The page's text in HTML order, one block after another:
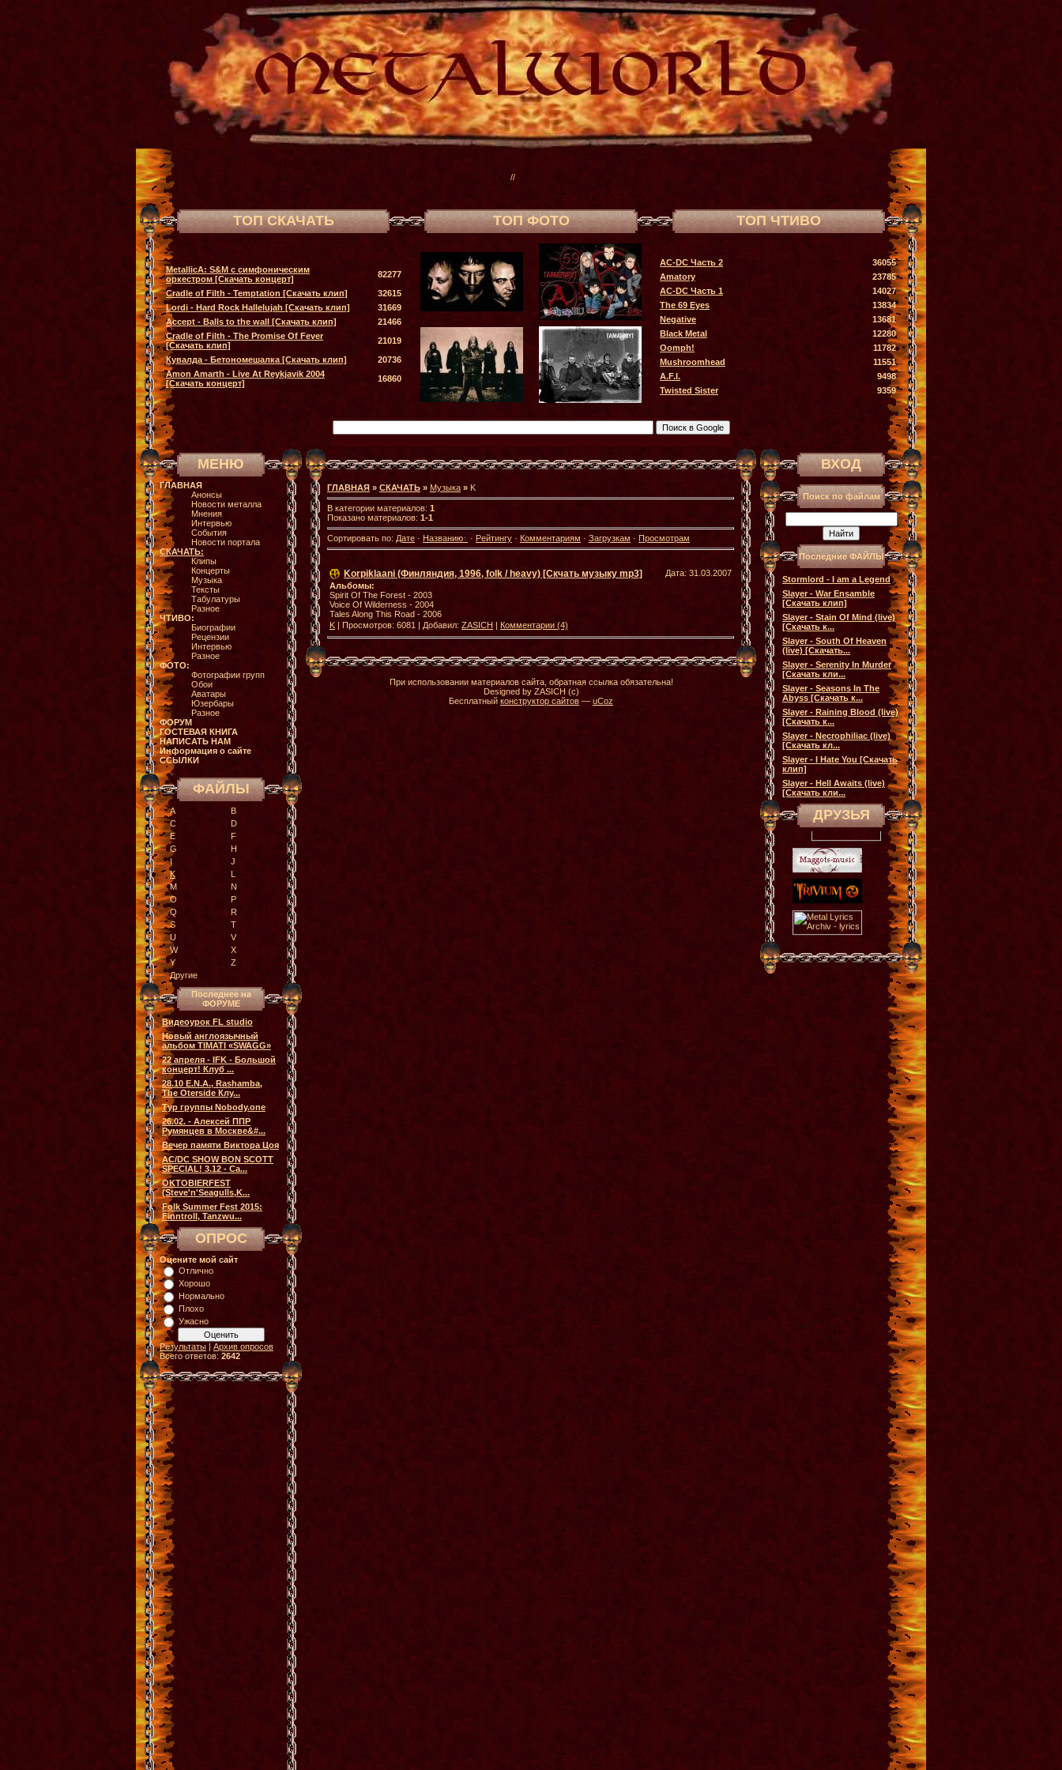
//
ТОП СКАЧАТЬ ТОП ФОТО ТОП ЧТИВО
MetallicA: S&M с симфоническим
оркестром [Скачать концерт]
82277
Cradle of Filth - Temptation [Скачать клип]
32615
Lordi - Hard Rock Hallelujah [Скачать клип]
31669
Accept - Balls to the wall [Скачать клип]
21466
Cradle of Filth - The Promise Of Fever
[Скачать клип]
21019
Кувалда - Бетономешалка [Скачать клип]
20736
Amon Amarth - Live At Reykjavik 2004
[Скачать концерт]
16860
AC-DC Часть 2
36055
Amatory
23785
AC-DC Часть 1
14027
The 69 Eyes
13834
Negative
13681
Black Metal
12280
Oomph!
11782
Mushroomhead
11551
A.F.I.
9498
Twisted Sister
9359
МЕНЮ
ГЛАВНАЯ
Анонсы
Новости металла
Мнения
Интервью
События
Новости портала
СКАЧАТЬ:
Клипы
Концерты
Музыка
Тексты
Табулатуры
Разное
ЧТИВО:
Биографии
Рецензии
Интервью
Разное
ФОТО:
Фотографии групп
Обои
Аватары
Юзербары
Разное
ФОРУМ
ГОСТЕВАЯ КНИГА
НАПИСАТЬ НАМ
Информация о сайте
ССЫЛКИ
ФАЙЛЫ
A
B
C
D
E
F
G
H
I
J
K
L
M
N
O
P
Q
R
S
T
U
V
W
X
Y
Z
Другие
Последнее на
ФОРУМЕ
Видеоурок FL studio
Новый англоязычный
альбом TIMATI «SWAGG»
22 апреля - IFK - Большой
концерт! Клуб ...
28.10 E.N.A., Rashamba,
The Oterside Клу...
Тур группы Nobody.one
26.02. - Алексей ППР
Румянцев в Москве&#...
Вечер памяти Виктора Цоя
AC/DC SHOW BON SCOTT
SPECIAL! 3.12 - Са...
OKTOBIERFEST
(Steve'n'Seagulls,K...
Folk Summer Fest 2015:
Finntroll, Tanzwu...
ОПРОС
Оцените мой сайт
Отлично
Хорошо
Нормально
Плохо
Ужасно
Результаты | Архив опросов
Всего ответов: 2642
ГЛАВНАЯ » СКАЧАТЬ » Музыка » K
В категории материалов: 1
Показано материалов: 1-1
Сортировать по: Дате · Названию · Рейтингу · Комментариям · Загрузкам · Просмотрам
Дата: 31.03.2007
Korpiklaani (Финляндия, 1996, folk / heavy) [Скчать музыку mp3]
Альбомы:
Spirit Of The Forest - 2003
Voice Of Wilderness - 2004
Tales Along This Road - 2006
K | Просмотров: 6081 | Добавил: ZASICH | Комментарии (4)
При использовании материалов сайта, обратная ссылка обязательна!
Designed by ZASICH (c)
Бесплатный конструктор сайтов — uCoz
ВХОД
Поиск по файлам
Последние ФАЙЛЫ
Stormlord - I am a Legend
Slayer - War Ensamble
[Скачать клип]
Slayer - Stain Of Mind (live)
[Скачать к...
Slayer - South Of Heaven
(live) [Скачать...
Slayer - Serenity In Murder
[Скачать кли...
Slayer - Seasons In The
Abyss [Скачать к...
Slayer - Raining Blood (live)
[Скачать к...
Slayer - Necrophiliac (live)
[Скачать кл...
Slayer - I Hate You [Скачать
клип]
Slayer - Hell Awaits (live)
[Скачать кли...
ДРУЗЬЯ